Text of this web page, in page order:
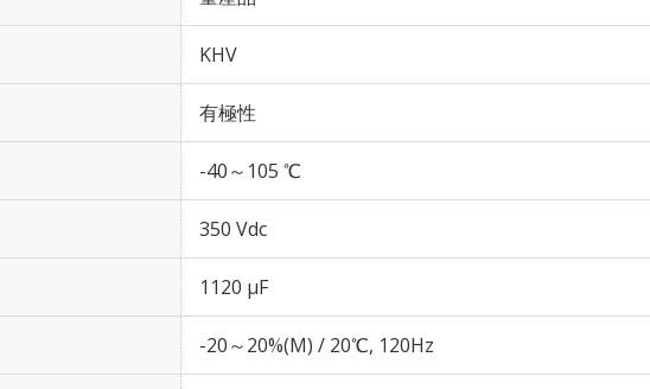
KHV
有極性
-40～105 ℃
350 Vdc
1120 µF
-20～20%(M) / 20℃, 120Hz